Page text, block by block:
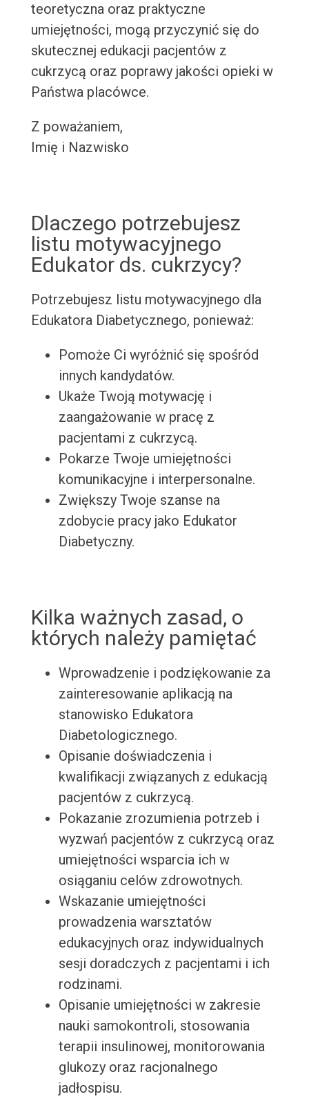
teoretyczna oraz praktyczne
umiejętności, mogą przyczynić się do
skutecznej edukacji pacjentów z
cukrzycą oraz poprawy jakości opieki w
Państwa placówce.
Z poważaniem,
Imię i Nazwisko
Dlaczego potrzebujesz
listu motywacyjnego
Edukator ds. cukrzycy?
Potrzebujesz listu motywacyjnego dla
Edukatora Diabetycznego, ponieważ:
Pomoże Ci wyróżnić się spośród
innych kandydatów.
Ukaże Twoją motywację i
zaangażowanie w pracę z
pacjentami z cukrzycą.
Pokarze Twoje umiejętności
komunikacyjne i interpersonalne.
Zwiększy Twoje szanse na
zdobycie pracy jako Edukator
Diabetyczny.
Kilka ważnych zasad, o
których należy pamiętać
Wprowadzenie i podziękowanie za
zainteresowanie aplikacją na
stanowisko Edukatora
Diabetologicznego.
Opisanie doświadczenia i
kwalifikacji związanych z edukacją
pacjentów z cukrzycą.
Pokazanie zrozumienia potrzeb i
wyzwań pacjentów z cukrzycą oraz
umiejętności wsparcia ich w
osiąganiu celów zdrowotnych.
Wskazanie umiejętności
prowadzenia warsztatów
edukacyjnych oraz indywidualnych
sesji doradczych z pacjentami i ich
rodzinami.
Opisanie umiejętności w zakresie
nauki samokontroli, stosowania
terapii insulinowej, monitorowania
glukozy oraz racjonalnego
jadłospisu.